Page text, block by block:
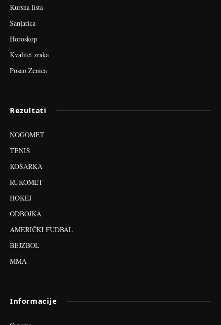
Kursna lista
Sanjarica
Horoskop
Kvalitet zraka
Posao Zenica
Rezultati
NOGOMET
TENIS
KOŠARKA
RUKOMET
HOKEJ
ODBOJKA
AMERIČKI FUDBAL
BEJZBOL
MMA
Informacije